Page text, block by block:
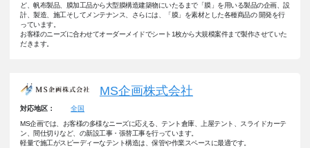
ど、帆布製品、膜加工品から大型膜構造建築物にいたるまで「膜」を用いる製品の企画、設
計、製造、施工そしてメンテナンス、さらには、「膜」を素材とした各種商品の 開発を行
っています。
お客様のニーズに合わせてオーダーメイドでシート1枚から大規模案件まで製作させていた
だきます。
MS企画株式会社
MS企画では、お客様の多様なニーズに応える、テント倉庫、上屋テント、スライドカーテ
ン、間仕切りなど、の新設工事・張替工事を行っています。
軽量で施工がスピーディーなテント構造は、保管や作業スペースに最適です。
対応地区： 全国